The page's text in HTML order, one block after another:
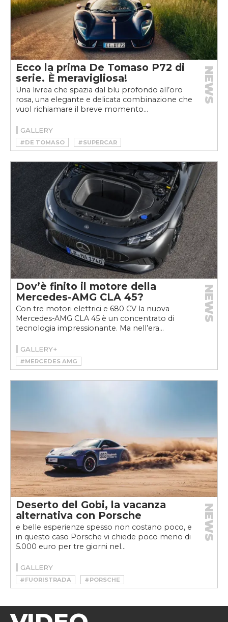
Ecco la prima De Tomaso P72 di
serie. È meravigliosa!
Una livrea che spazia dal blu profondo all’oro
rosa, una elegante e delicata combinazione che
vuol richiamare il breve momento...
NEWS
GALLERY
#DE TOMASO #SUPERCAR
Dov’è finito il motore della
Mercedes-AMG CLA 45?
Con tre motori elettrici e 680 CV la nuova
Mercedes-AMG CLA 45 è un concentrato di
tecnologia impressionante. Ma nell’era...
NEWS
GALLERY+
#MERCEDES AMG
#MERCEDES-AMG CLA 45 4MATIC+
Deserto del Gobi, la vacanza
alternativa con Porsche
e belle esperienze spesso non costano poco, e
in questo caso Porsche vi chiede poco meno di
5.000 euro per tre giorni nel...
NEWS
GALLERY
#FUORISTRADA #PORSCHE